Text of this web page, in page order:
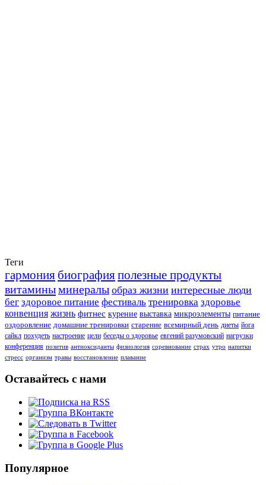
Теги
гармония биографияполезные продукты
витаминыминералы образ жизни интересные люди
бег здоровое питание фестиваль тренировка здоровье
конвенция жизнь фитнес курение выставка микроэлементы питание
оздоровление домашние тренировки старение всемирный день диеты йога
сайкл похудеть настроение цели беседы о здоровье евгений разумовский нагрузки
конференция позитив антиоксиданты физиология соревнование страх утро напитки
стресс организм травы восстановление плавание
Оставайтесь с нами
Популярное